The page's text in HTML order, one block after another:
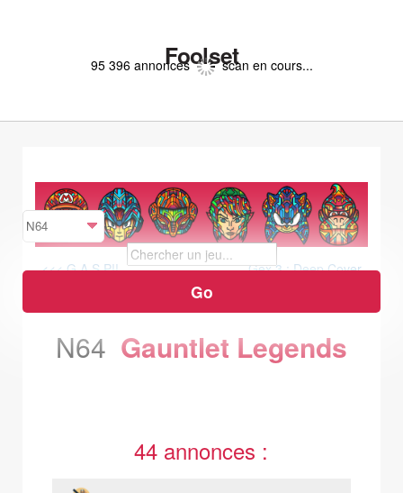
Foolset
95 396 annonces scan en cours...
<<< G.A.S.P!!
Gex 3 : Deep Cover
Gecko >>>
N64 Gauntlet Legends
44 annonces :